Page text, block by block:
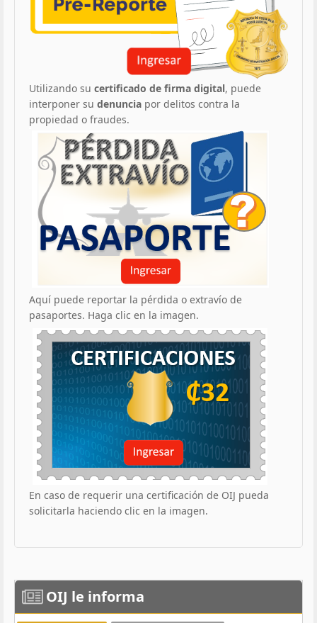
Utilizando su certificado de firma digital, puede
interponer su denuncia por delitos contra la
propiedad o fraudes.
Aquí puede reportar la pérdida o extravío de
pasaportes. Haga clic en la imagen.
En caso de requerir una certificación de OIJ pueda
solicitarla haciendo clic en la imagen.
OIJ le informa